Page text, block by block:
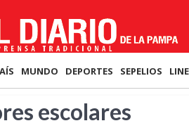
MUNDO DEPORTES SEPELIOS
escolares